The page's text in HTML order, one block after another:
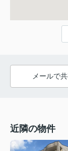
メールで
近隣の物件